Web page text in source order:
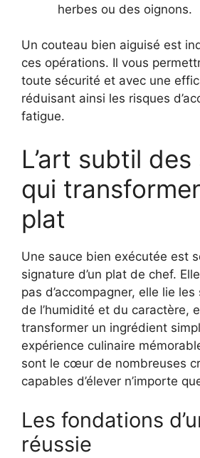
herbes ou des oignons.
Un couteau bien aiguisé est
ces opérations. Il vous
toute sécurité et avec une
réduisant ainsi les risques
fatigue.
L’art subtil
qui
plat
Une sauce bien exécutée est
signature d’un plat de chef.
pas d’accompagner, elle lie
de l’humidité et du caractère,
transformer un ingrédient
expérience culinaire
sont le cœur de nombreuses
capables d’élever n’importe
Les fondations
réussie